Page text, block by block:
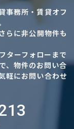
事務所・賃貸オフ
らに非公開物件も
ターフォローまで
、物件のお問い合
軽にお問い合わせ